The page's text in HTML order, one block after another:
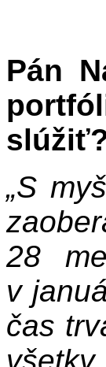
Pán
„S
28
v
čas